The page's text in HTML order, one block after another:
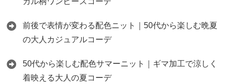
前後で表情が変わる配色ニット｜50代から楽しむ晩夏
の大人カジュアルコーデ
50代から楽しむ配色サマーニット｜ギマ加工で涼しく
着映える大人の夏コーデ